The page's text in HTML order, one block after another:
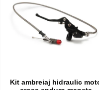
Kit ambreiaj hidraulic